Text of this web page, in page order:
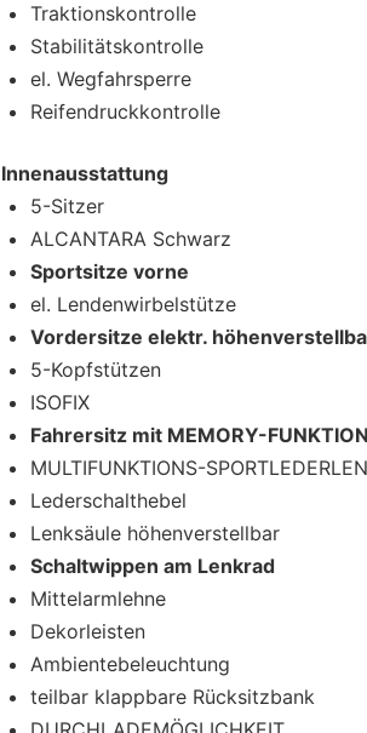
Traktionskontrolle
Stabilitätskontrolle
el. Wegfahrsperre
Reifendruckkontrolle
Innenausstattung
5-Sitzer
ALCANTARA Schwarz
Sportsitze vorne
el. Lendenwirbelstütze
Vordersitze elektr.
5-Kopfstützen
ISOFIX
Fahrersitz mit MEMORY-FUNKTION
MULTIFUNKTIONS-
Lederschalthebel
Lenksäule höhenverstellbar
Schaltwippen am Lenkrad
Mittelarmlehne
Dekorleisten
Ambientebeleuchtung
teilbar klappbare Rücksitzbank